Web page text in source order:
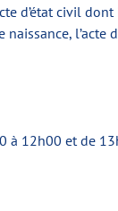
d’état civil
l’acte
à 12h00 et de